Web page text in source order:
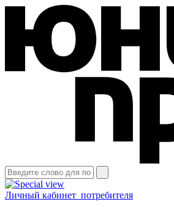
Личный кабинет потребителя